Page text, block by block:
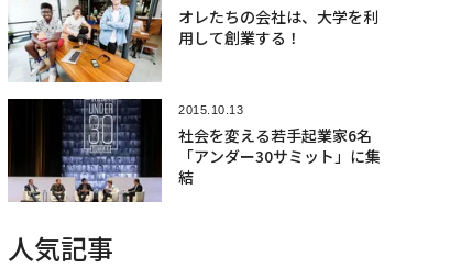
オレたちの会社は、大学を利
用して創業する！
2015.10.13
社会を変える若手起業家6名
「アンダー30サミット」に集
結
人気記事